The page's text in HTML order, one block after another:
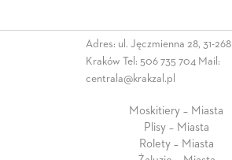
Adres: ul. Jęczmienna 28, 31-268
Kraków Tel: 506 735 704 Mail:
centrala@krakzal.pl
Moskitiery – Miasta
Plisy – Miasta
Rolety – Miasta